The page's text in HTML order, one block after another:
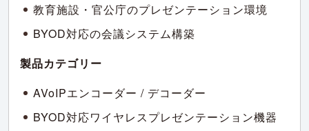
教育施設・官公庁のプレゼンテーション環境
BYOD対応の会議システム構築
製品カテゴリー
AVoIPエンコーダー / デコーダー
BYOD対応ワイヤレスプレゼンテーション機器